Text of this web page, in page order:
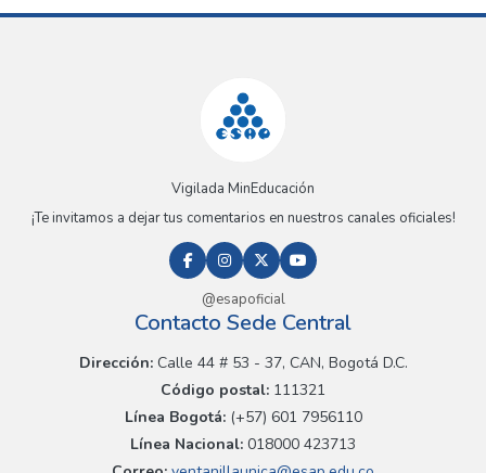
Vigilada MinEducación
¡Te invitamos a dejar tus comentarios en nuestros canales oficiales!
@esapoficial
Contacto Sede Central
Dirección:Calle 44 # 53 - 37, CAN, Bogotá D.C.
Código postal: 111321
Línea Bogotá:(+57) 601 7956110
Línea Nacional: 018000 423713